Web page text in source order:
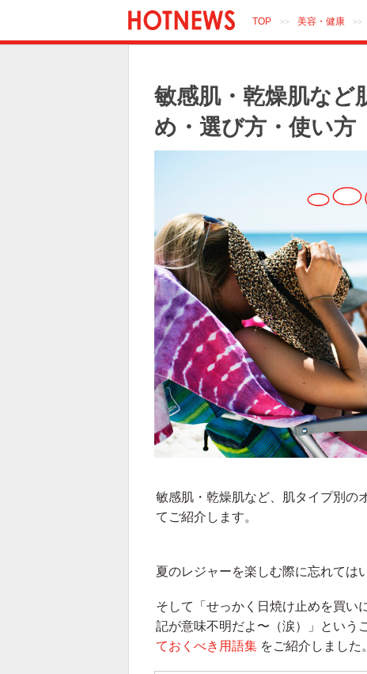
TOP >> 美容・健康 >>
敏感肌・乾燥肌など
め・選び方・使い方
敏感肌・乾燥肌など、肌タイプ別の
てご紹介します。
夏のレジャーを楽しむ際に忘れては
そして「せっかく日焼け止めを買い
記が意味不明だよ〜（涙）」という
ておくべき用語集をご紹介しました。